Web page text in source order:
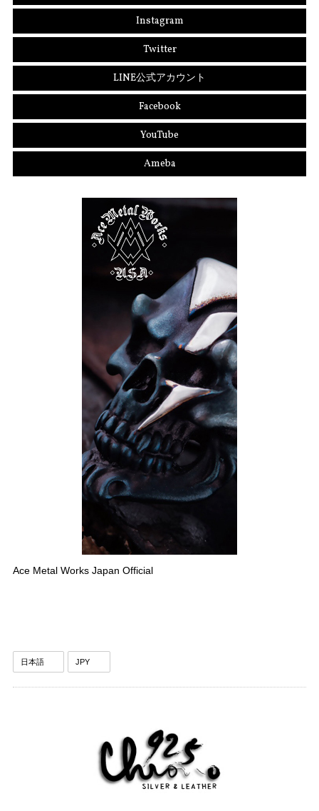
Instagram
Twitter
LINE公式アカウント
Facebook
YouTube
Ameba
Ace Metal Works Japan Official